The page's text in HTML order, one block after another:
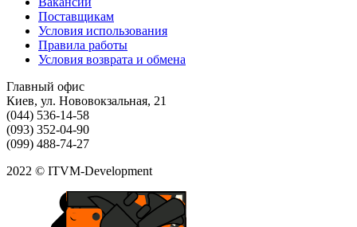
Поставщикам
Условия использования
Правила работы
Условия возврата и обмена
Главный офис
Киев, ул. Нововокзальная, 21
(044) 536-14-58
(093) 352-04-90
(099) 488-74-27
2022 © ITVM-Development